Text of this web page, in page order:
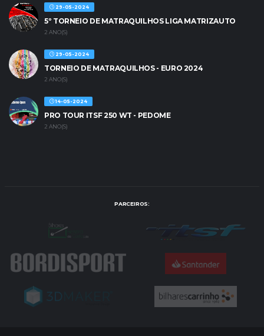
29-05-2024
5º TORNEIO DE MATRAQUILHOS LIGA MATRIZAUTO
2 ANO(S)
29-05-2024
TORNEIO DE MATRAQUILHOS - EURO 2024
2 ANO(S)
14-05-2024
PRO TOUR ITSF 250 WT - PEDOME
2 ANO(S)
PARCEIROS: